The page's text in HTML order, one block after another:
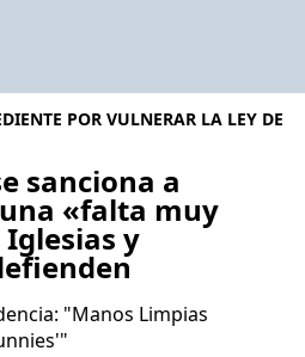
POR VULNERAR LA LEY DE
sanciona a
«falta muy
y
"Manos Limpias